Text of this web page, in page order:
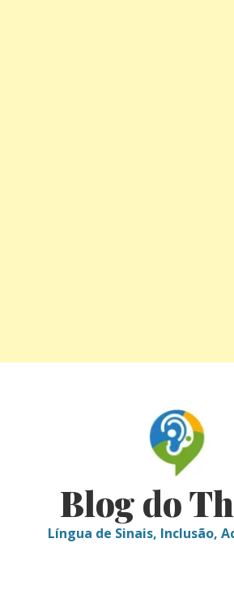
Blog do
Língua de Sinais, Inclusão,